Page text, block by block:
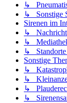
↳
↳ Sonstige
Sirenen im
↳
↳
↳ Standorte
Sonstige
↳
↳
↳
↳